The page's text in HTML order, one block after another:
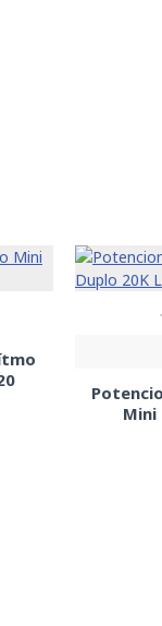
resposta
Mini